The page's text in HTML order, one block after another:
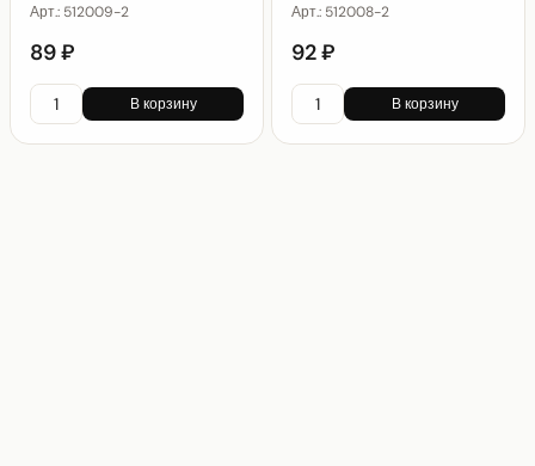
Арт.: 512009-2
89 ₽
В корзину
Арт.: 512008-2
92 ₽
В корзину